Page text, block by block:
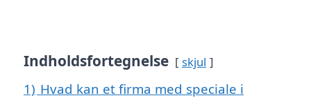
Indholdsfortegnelse skjul
1) Hvad kan et firma med speciale i